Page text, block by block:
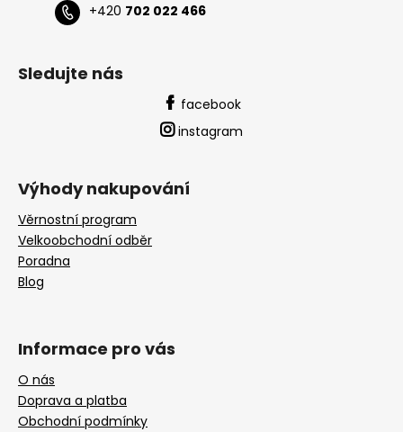
+420 702 022 466
Sledujte nás
facebook
instagram
Výhody nakupování
Věrnostní program
Velkoobchodní odběr
Poradna
Blog
Informace pro vás
O nás
Doprava a platba
Obchodní podmínky